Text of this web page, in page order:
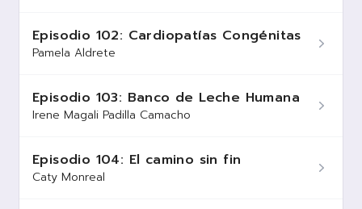
Episodio 102: Cardiopatías Congénitas
Pamela Aldrete
Episodio 103: Banco de Leche Humana
Irene Magali Padilla Camacho
Episodio 104: El camino sin fin
Caty Monreal